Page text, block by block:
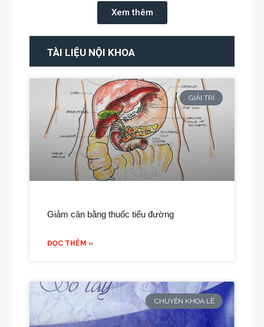
Xem thêm
TÀI LIỆU NỘI KHOA
GIẢI TRÍ
Giảm cân bằng thuốc tiểu đường
ĐỌC THÊM »
CHUYÊN KHOA LẺ